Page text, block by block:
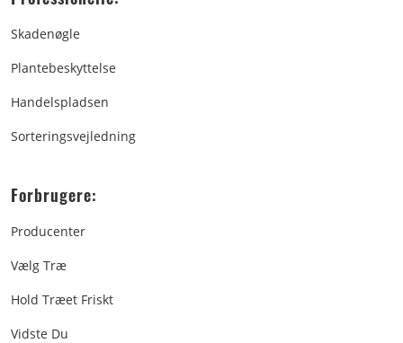
Skadenøgle
Plantebeskyttelse
Handelspladsen
Sorteringsvejledning
Forbrugere:
Producenter
Vælg Træ
Hold Træet Friskt
Vidste Du